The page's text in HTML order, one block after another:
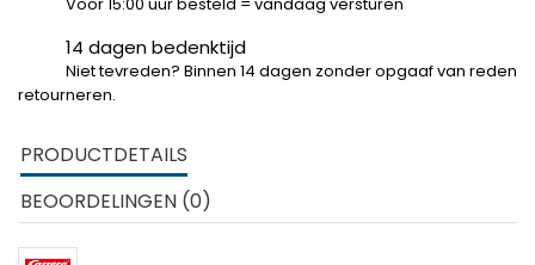
14 dagen bedenktijd
Niet tevreden? Binnen 14 dagen zonder opgaaf van reden
retourneren.
PRODUCTDETAILS
BEOORDELINGEN (0)